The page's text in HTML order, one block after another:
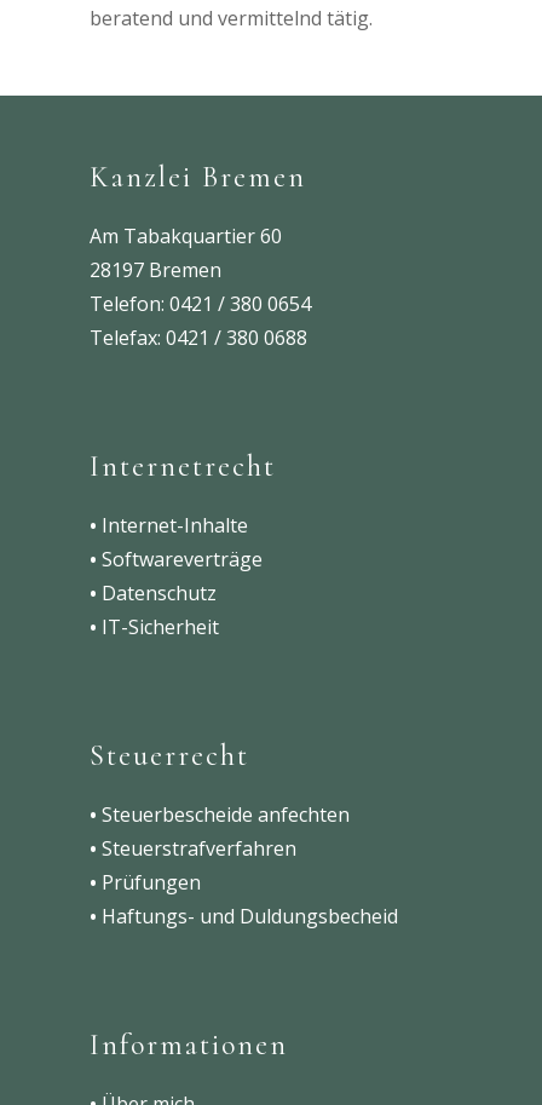
beratend und vermittelnd tätig.
Kanzlei Bremen
Am Tabakquartier 60
28197 Bremen
Telefon: 0421 / 380 0654
Telefax: 0421 / 380 0688
Internetrecht
• Internet-Inhalte
• Softwareverträge
• Datenschutz
• IT-Sicherheit
Steuerrecht
• Steuerbescheide anfechten
• Steuerstrafverfahren
• Prüfungen
• Haftungs- und Duldungsbecheid
Informationen